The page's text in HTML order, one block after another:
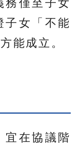
子女「不能
能成立。
宜在協議階